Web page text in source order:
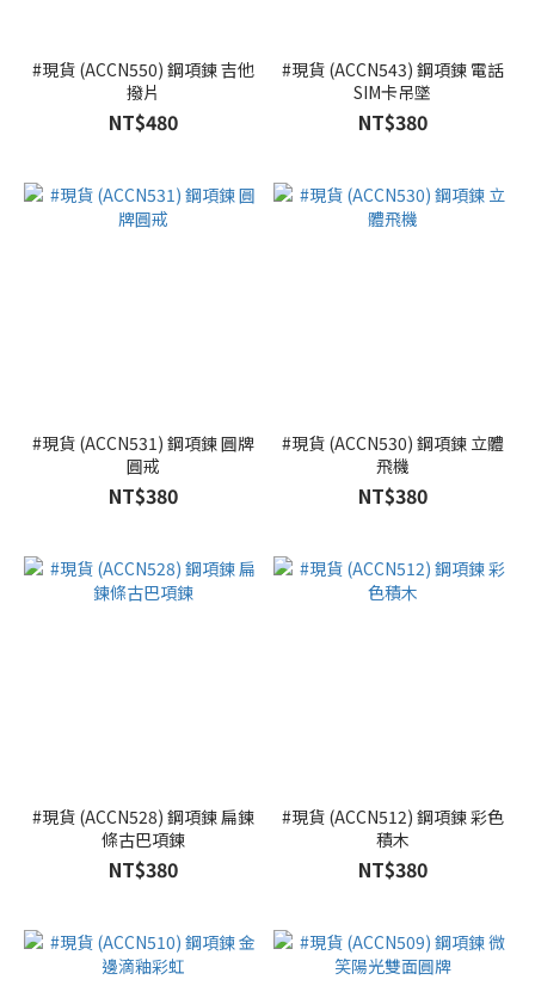
#現貨 (ACCN550) 鋼項鍊 吉他
撥片
NT$480
#現貨 (ACCN543) 鋼項鍊 電話
SIM卡吊墜
NT$380
#現貨 (ACCN531) 鋼項鍊 圓牌
圓戒
NT$380
#現貨 (ACCN530) 鋼項鍊 立體
飛機
NT$380
#現貨 (ACCN528) 鋼項鍊 扁鍊
條古巴項鍊
NT$380
#現貨 (ACCN512) 鋼項鍊 彩色
積木
NT$380